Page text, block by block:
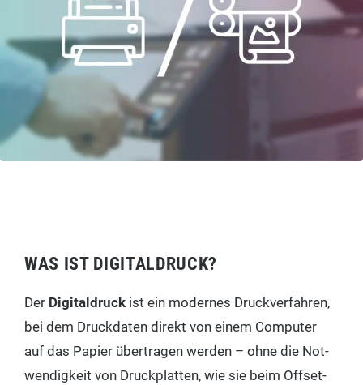
WAS IST DIGITALDRUCK?
Der Digi­tal­druck ist ein moder­nes Druck­ver­fah­ren,
bei dem Druck­da­ten direkt von einem Com­pu­ter
auf das Papier über­tra­gen wer­den – ohne die Not­
wen­dig­keit von Druck­plat­ten, wie sie beim Off­set­